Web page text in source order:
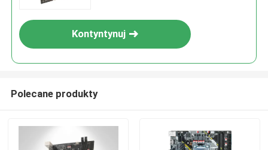
Kontyntynuj
Polecane produkty